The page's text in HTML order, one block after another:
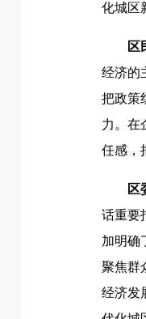
化城区
区
经济的
把政策
力。在
任感，
区
话重要
加明确
聚焦群
经济发